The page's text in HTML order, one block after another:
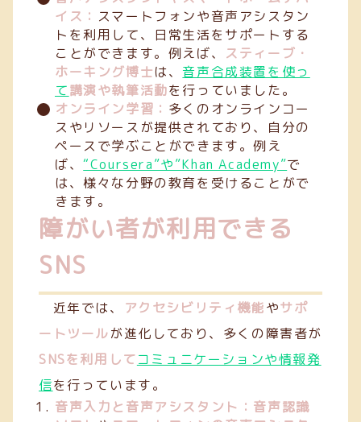
イス： スマートフォンや音声アシスタン
トを利用して、日常生活をサポートする
ことができます。例えば、 スティーブ・
ホーキング博士は、 音声合成装置を使っ
て講演や執筆活動を行っていました。
オンライン学習： 多くのオンラインコー
スやリソースが提供されており、自分の
ペースで学ぶことができます。例え
ば、“Coursera”や”Khan Academy”で
は、様々な分野の教育を受けることがで
きます。
障がい者が利用できる
SNS
近年では、 アクセシビリティ機能やサポ
ートツールが進化しており、多くの障害者が
SNSを利用してコミュニケーションや情報発
信を行っています。
音声入力と音声アシスタント：音声認識